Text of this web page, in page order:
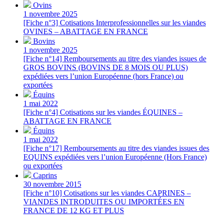
Ovins
1 novembre 2025
[Fiche n°3] Cotisations Interprofessionnelles sur les viandes
OVINES – ABATTAGE EN FRANCE
Bovins
1 novembre 2025
[Fiche n°14] Remboursements au titre des viandes issues de
GROS BOVINS (BOVINS DE 8 MOIS OU PLUS)
expédiées vers l’union Européenne (hors France) ou
exportées
Équins
1 mai 2022
[Fiche n°4] Cotisations sur les viandes ÉQUINES –
ABATTAGE EN FRANCE
Équins
1 mai 2022
[Fiche n°17] Remboursements au titre des viandes issues des
EQUINS expédiées vers l’union Européenne (Hors France)
ou exportées
Caprins
30 novembre 2015
[Fiche n°10] Cotisations sur les viandes CAPRINES –
VIANDES INTRODUITES OU IMPORTÉES EN
FRANCE DE 12 KG ET PLUS